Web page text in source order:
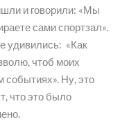
и говорили: «Мы
сами спортзал».
удивились: «Как
чтоб моих
событиях». Ну, это
что это было